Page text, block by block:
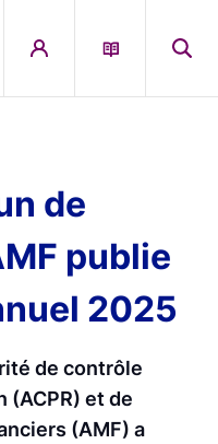
de
publie
2025
de contrôle
et de
(AMF) a